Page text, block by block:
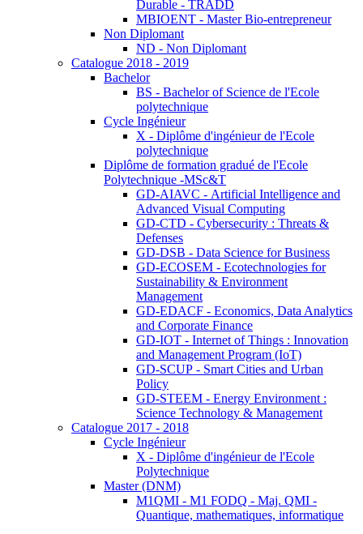
Durable - TRADD
MBIOENT - Master Bio-entrepreneur
Non Diplomant
ND - Non Diplomant
Catalogue 2018 - 2019
Bachelor
BS - Bachelor of Science de l'Ecole
polytechnique
Cycle Ingénieur
X - Diplôme d'ingénieur de l'Ecole
polytechnique
Diplôme de formation gradué de l'Ecole
Polytechnique -MSc&T
GD-AIAVC - Artificial Intelligence and
Advanced Visual Computing
GD-CTD - Cybersecurity : Threats &
Defenses
GD-DSB - Data Science for Business
GD-ECOSEM - Ecotechnologies for
Sustainability & Environment
Management
GD-EDACF - Economics, Data Analytics
and Corporate Finance
GD-IOT - Internet of Things : Innovation
and Management Program (IoT)
GD-SCUP - Smart Cities and Urban
Policy
GD-STEEM - Energy Environment :
Science Technology & Management
Catalogue 2017 - 2018
Cycle Ingénieur
X - Diplôme d'ingénieur de l'Ecole
Polytechnique
Master (DNM)
M1QMI - M1 FODQ - Maj. QMI -
Quantique, mathematiques, informatique